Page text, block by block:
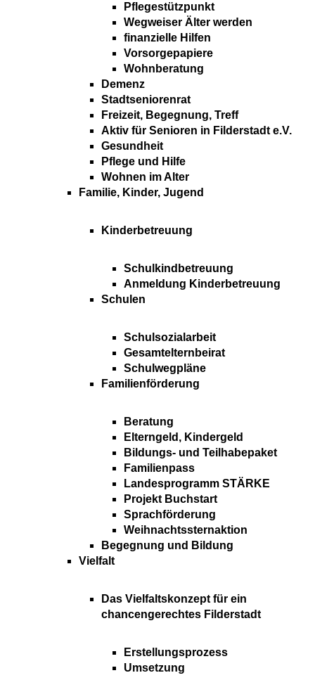
Pflegestützpunkt
Wegweiser Älter werden
finanzielle Hilfen
Vorsorgepapiere
Wohnberatung
Demenz
Stadtseniorenrat
Freizeit, Begegnung, Treff
Aktiv für Senioren in Filderstadt e.V.
Gesundheit
Pflege und Hilfe
Wohnen im Alter
Familie, Kinder, Jugend
Kinderbetreuung
Schulkindbetreuung
Anmeldung Kinderbetreuung
Schulen
Schulsozialarbeit
Gesamtelternbeirat
Schulwegpläne
Familienförderung
Beratung
Elterngeld, Kindergeld
Bildungs- und Teilhabepaket
Familienpass
Landesprogramm STÄRKE
Projekt Buchstart
Sprachförderung
Weihnachtssternaktion
Begegnung und Bildung
Vielfalt
Das Vielfaltskonzept für ein
chancengerechtes Filderstadt
Erstellungsprozess
Umsetzung